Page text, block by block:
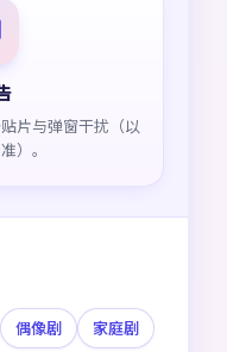
片与弹窗干扰（以
）。
偶像剧 家庭剧